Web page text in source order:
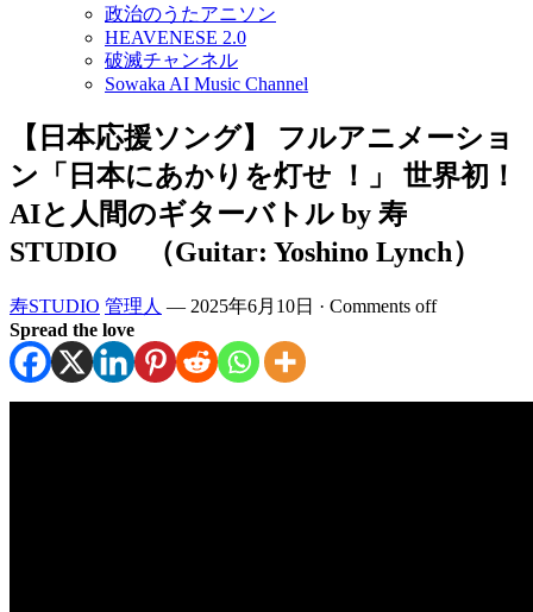
政治のうたアニソン
HEAVENESE 2.0
破滅チャンネル
Sowaka AI Music Channel
【日本応援ソング】 フルアニメーショ
ン「日本にあかりを灯せ ！」 世界初！
AIと人間のギターバトル by 寿
STUDIO （Guitar: Yoshino Lynch）
寿STUDIO 管理人 — 2025年6月10日 · Comments off
Spread the love